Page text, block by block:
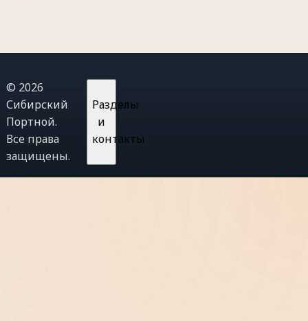
© 2026
Сибирский
Портной.
Все права
защищены.
Разделы
и
контакты